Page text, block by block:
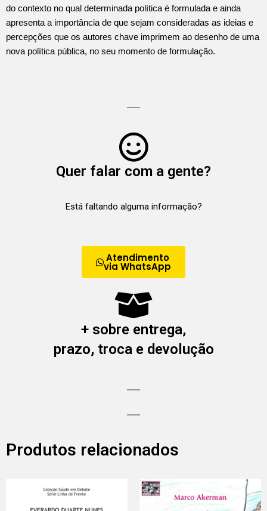
do contexto no qual determinada política é formulada e ainda
apresenta a importância de que sejam consideradas as ideias e
percepções que os autores chave imprimem ao desenho de uma
nova política pública, no seu momento de formulação.
Quer falar com a gente?
Está faltando alguma informação?
Atendimento
via WhatsApp
+ sobre entrega,
prazo, troca e devolução
Produtos relacionados